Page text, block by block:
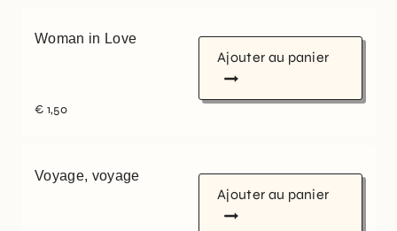
Woman in Love
€ 1,50
Ajouter au panier
Voyage, voyage
Ajouter au panier